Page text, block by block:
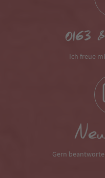
0163
Ich freue
Gern